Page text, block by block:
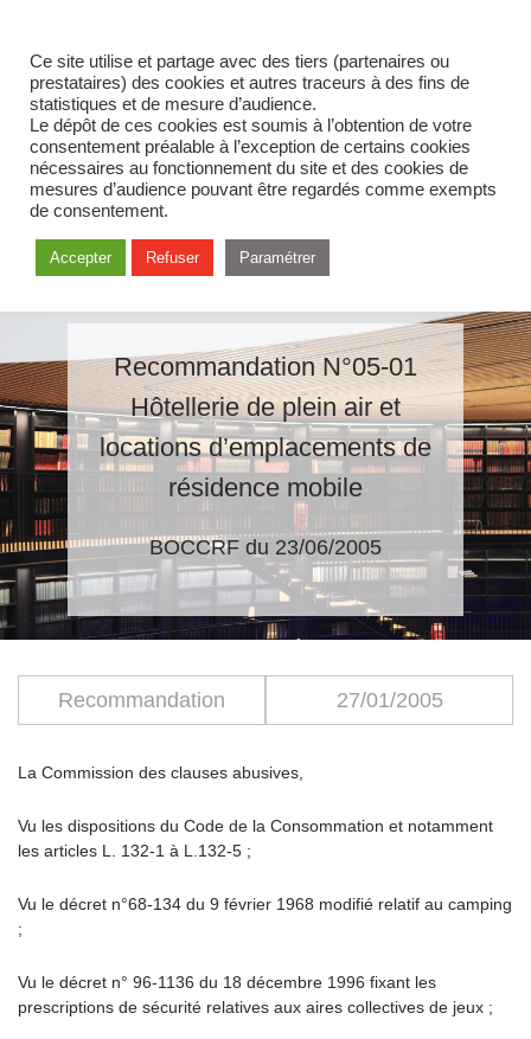
Recommandation N°05-01
Hôtellerie de plein air et
locations d’emplacements de
résidence mobile
BOCCRF du 23/06/2005
Recommandation 27/01/2005
La Commission des clauses abusives,
Vu les dispositions du Code de la Consommation et notamment
les articles L. 132-1 à L.132-5 ;
Vu le décret n°68-134 du 9 février 1968 modifié relatif au camping
;
Vu le décret n° 96-1136 du 18 décembre 1996 fixant les
prescriptions de sécurité relatives aux aires collectives de jeux ;
Ce site utilise et partage avec des tiers (partenaires ou
prestataires) des cookies et autres traceurs à des fins de
statistiques et de mesure d’audience.
Le dépôt de ces cookies est soumis à l’obtention de votre
consentement préalable à l’exception de certains cookies
nécessaires au fonctionnement du site et des cookies de
mesures d’audience pouvant être regardés comme exempts
de consentement.
Accepter Refuser Paramétrer